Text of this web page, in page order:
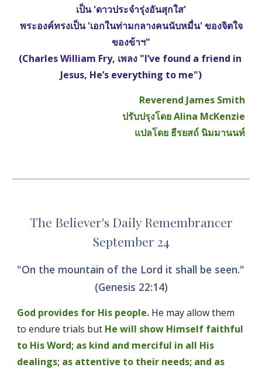
เป็น 'ดาวประจำรุ่งอันสุกใส'
พระองค์ทรงเป็น 'เอกในท่ามกลางคนนับหมื่น' ของจิตใจ
ของข้าฯ"
(Charles William Fry, เพลง "I’ve found a friend in
Jesus, He’s everything to me")
Reverend James Smith
ปรับปรุงโดย Alina McKenzie
แปลโดย ธีรยสถ์ นิมมานนท์
The Believer's Daily Remembrancer
September 24
(Genesis 22:14)
God provides for His people. He may allow them
to endure trials but He will show Himself faithful
to His Word; as kind and merciful in all His
dealings; as attentive to their needs; and as